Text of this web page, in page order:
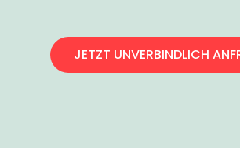
JETZT UNVERBINDLICH